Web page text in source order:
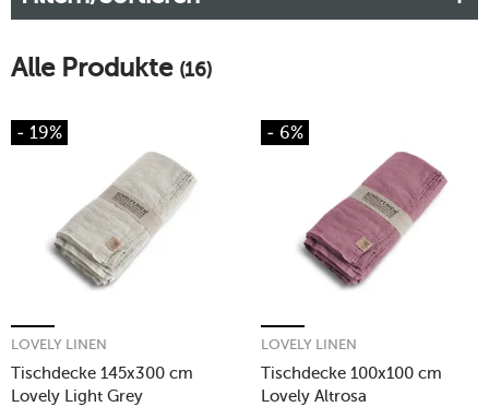
Alle Produkte (16)
- 19%
Tischdecke 145x300 cm
Lovely Light Grey
LOVELY LINEN
- 6%
Tischdecke 100x100 cm
Lovely Altrosa
LOVELY LINEN